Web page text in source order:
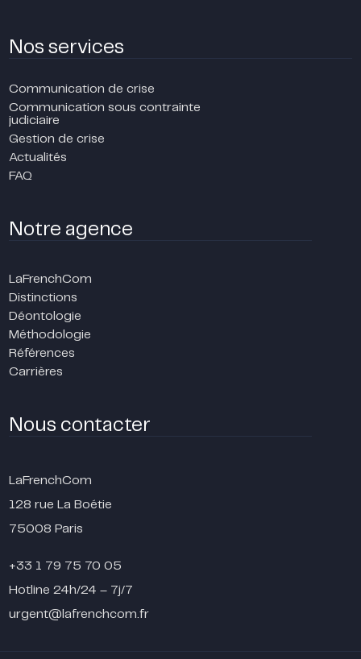
Nos services
Communication de crise
Communication sous contrainte
judiciaire
Gestion de crise
Actualités
FAQ
Notre agence
LaFrenchCom
Distinctions
Déontologie
Méthodologie
Références
Carrières
Nous contacter
LaFrenchCom
128 rue La Boétie
75008 Paris
+33 1 79 75 70 05
Hotline 24h/24 – 7j/7
urgent@lafrenchcom.fr